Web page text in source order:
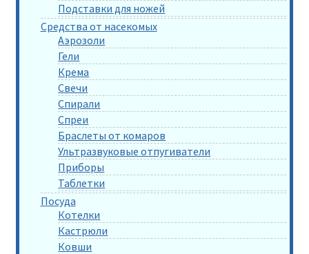
Подставки для ножей
Средства от насекомых
Аэрозоли
Гели
Крема
Свечи
Спирали
Спреи
Браслеты от комаров
Ультразвуковые отпугиватели
Приборы
Таблетки
Посуда
Котелки
Кастрюли
Ковши